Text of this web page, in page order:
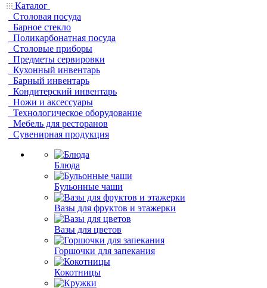
Каталог
Столовая посуда
Барное стекло
Поликарбонатная посуда
Столовые приборы
Предметы сервировки
Кухонный инвентарь
Барный инвентарь
Кондитерский инвентарь
Ножи и аксессуары
Технологическое оборудование
Мебель для ресторанов
Сувенирная продукция
Блюда
Бульонные чаши
Вазы для фруктов и этажерки
Вазы для цветов
Горшочки для запекания
Кокотницы